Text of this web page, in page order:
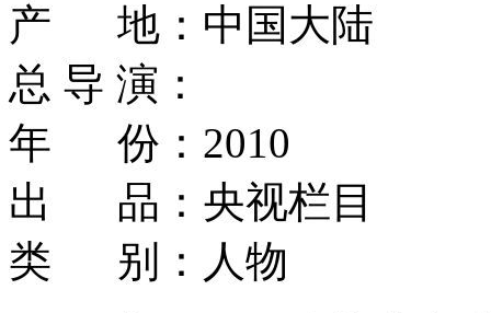
产 地：中国大陆
总 导 演：
年 份：2010
出 品：央视栏目
类 别：人物